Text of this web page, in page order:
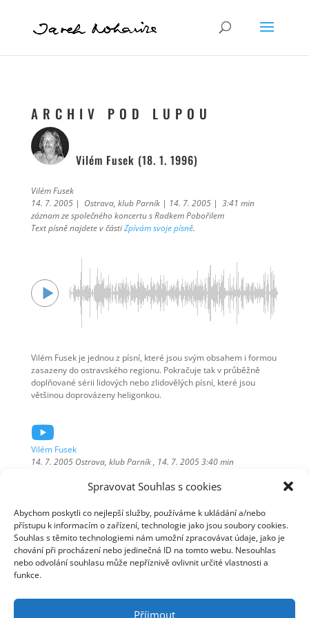
Spravovat Souhlas s cookies
Abychom poskytli co nejlepší služby, používáme k ukládání a/nebo
přístupu k informacím o zařízení, technologie jako jsou soubory cookies.
Souhlas s těmito technologiemi nám umožní zpracovávat údaje, jako je
chování při procházení nebo jedinečná ID na tomto webu. Nesouhlas
nebo odvolání souhlasu může nepříznivě ovlivnit určité vlastnosti a
funkce.
Příjmout
A R C H I V P O D L U P O U
Vilém Fusek (18. 1. 1996)
Vilém Fusek
14. 7. 2005 | Ostrava, klub Parník | 14. 7. 2005 | 3:41 min
záznam ze společného koncertu s Radkem Pobořilem
Text písně najdete v částiZpívám svoje písně.
Vilém Fusek je jednou z písní, které jsou svým obsahem i formou
zasazeny do ostravského regionu. Pokračuje tak v průběžně
doplňované sérii lidových nebo zlidovělých písní, které jsou
většinou doprovázeny heligonkou.

Vilém Fusek
14. 7. 2005 Ostrava, klub Parník , 14. 7. 2005 3:40 min
Kamera: © Tomáš Linhart, 2005